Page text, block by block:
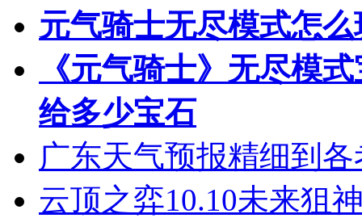
元气骑士无尽模式怎么
《元气骑士》无尽模
给多少宝石
广东天气预报精细到
云顶之弈10.10未来狙